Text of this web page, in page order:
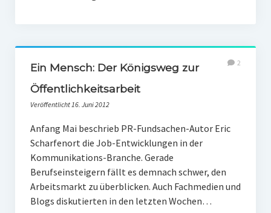
Ein Mensch: Der Königsweg zur
Öffentlichkeitsarbeit
Veröffentlicht 16. Juni 2012
2
Anfang Mai beschrieb PR-Fundsachen-Autor Eric
Scharfenort die Job-Entwicklungen in der
Kommunikations-Branche. Gerade
Berufseinsteigern fällt es demnach schwer, den
Arbeitsmarkt zu überblicken. Auch Fachmedien und
Blogs diskutierten in den letzten Wochen…